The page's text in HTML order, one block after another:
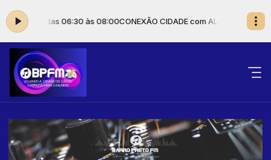
das 06:30 às 08:00CONEXÃO CIDADE com ALMIR MARQUES